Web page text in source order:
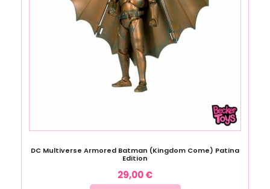
DC Multiverse Armored Batman (Kingdom Come) Patina
Edition
29,00€